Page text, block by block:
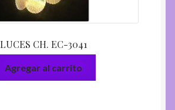
LUCES CH. EC-3041
Agregar al carrito